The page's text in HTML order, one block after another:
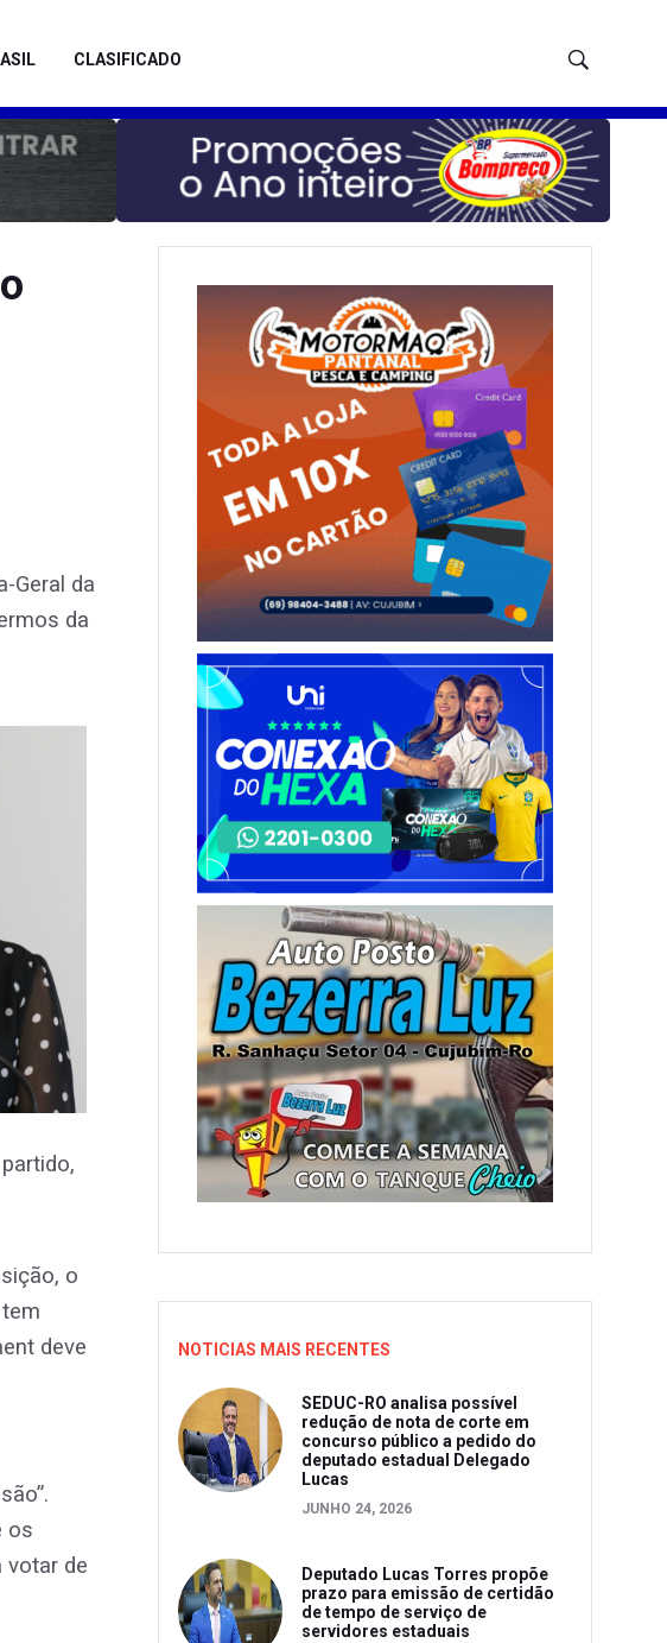
CLASIFICADO
Geral da
da
o
deve
os
votar de
NOTICIAS MAIS RECENTES
SEDUC-RO analisa possível
redução de nota de corte em
concurso público a pedido do
deputado estadual Delegado
Lucas
JUNHO 24, 2026
Deputado Lucas Torres propõe
prazo para emissão de certidão
de tempo de serviço de
servidores estaduais